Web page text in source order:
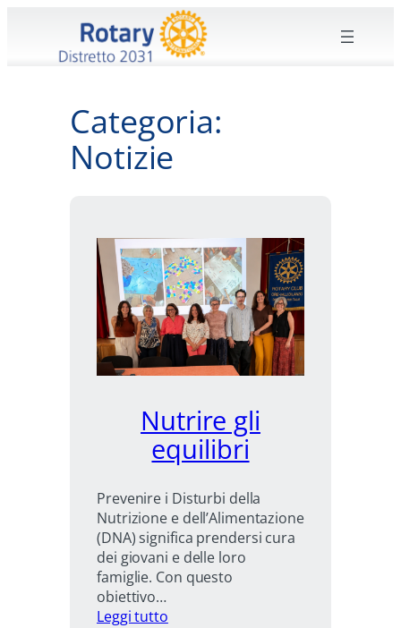
contenuto
Categoria:
Notizie
Nutrire gli
equilibri
Prevenire i Disturbi della
Nutrizione e dell’Alimentazione
(DNA) significa prendersi cura
dei giovani e delle loro
famiglie. Con questo
obiettivo…
Leggi tutto: